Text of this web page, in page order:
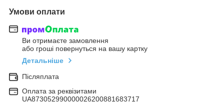
Умови оплати
Ви отримаєте замовлення
або гроші повернуться на вашу картку
Детальніше
Післяплата
Оплата за реквізитами
UA873052990000026200881683717